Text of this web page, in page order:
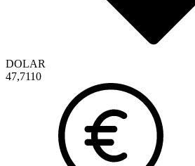
DOLAR
47,7110